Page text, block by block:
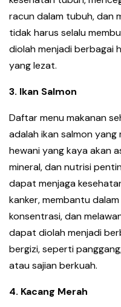
racun dalam tubuh, dan
tidak harus selalu
diolah menjadi berbagai
yang lezat.
3. Ikan Salmon
Daftar menu makanan
adalah ikan salmon
hewani yang kaya akan
mineral, dan nutrisi
dapat menjaga
kanker, membantu
konsentrasi, dan
dapat diolah menjadi
bergizi, seperti
atau sajian berkuah.
4. Kacang Merah